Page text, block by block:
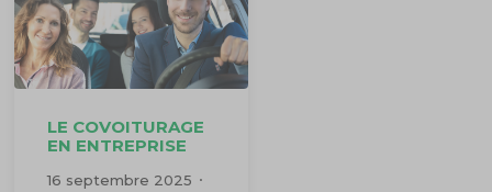
LE COVOITURAGE
EN ENTREPRISE
16 septembre 2025